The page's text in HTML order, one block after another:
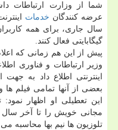
شما از وزارت ارتباطات
عرضه كنندگان خدمات
گیگابایتی فعال كنند.
پیش از این هم زمانی كه
وزیر ارتباطات و فناوری
اینترنتی اطلاع داد به
بعضی از آنها تمامی فیلم ها
این تعطیلی او اظهار
مجانی خویش را تا آخر سال
تلوزیون ها نیم بها محاسبه